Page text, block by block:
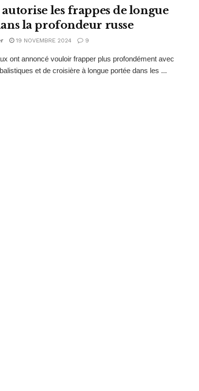
les frappes de longue
la profondeur russe
19 NOVEMBRE 2024 9
ont annoncé vouloir frapper plus profondément avec
et de croisière à longue portée dans les ...